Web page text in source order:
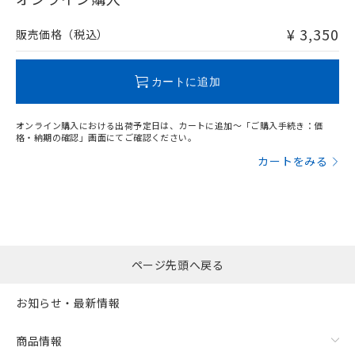
問い合わせください。
販売価格（税込） ¥ 3,350
カートに追加
オンライン購入における出荷予定日は、カートに追加～「ご購入手続き：価
格・納期の確認」画面にてご確認ください。
カートをみる
ページ先頭へ戻る
お知らせ・最新情報
商品情報